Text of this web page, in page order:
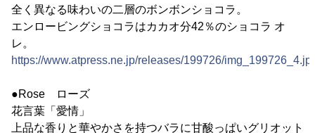
全く異なる味わいの二層のボンボンショコラ。
エンロービングショコラはカカオ分42％のショコラ オ
レ。
https://www.atpress.ne.jp/releases/199726/
●Rose ローズ
花言葉「愛情」
上品な香りと華やかさを持つバラに甘酸っぱいグリオット